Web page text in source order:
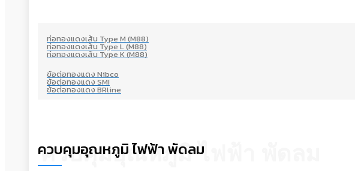
ท่อทองแดงเส้น Type M (M88)
ท่อทองแดงเส้น Type L (M88)
ท่อทองแดงเส้น Type K (M88)
ข้อต่อทองแดง Nibco
ข้อต่อทองแดง SMI
ข้อต่อทองแดง BRline
ควบคุมอุณหภูมิ ไฟฟ้า พัดลม
ควบคุมอุณหภูมิ ไฟฟ้า พัดลม